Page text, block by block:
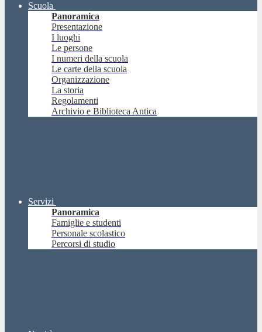
Scuola
Panoramica
Presentazione
I luoghi
Le persone
I numeri della scuola
Le carte della scuola
Organizzazione
La storia
Regolamenti
Archivio e Biblioteca Antica
Servizi
Panoramica
Famiglie e studenti
Personale scolastico
Percorsi di studio